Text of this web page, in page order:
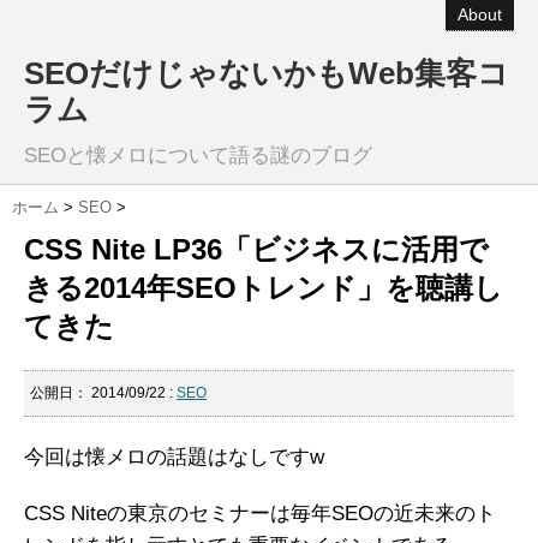
About
SEOだけじゃないかもWeb集客コ
ラム
SEOと懐メロについて語る謎のブログ
ホーム > SEO >
CSS Nite LP36「ビジネスに活用で
きる2014年SEOトレンド」を聴講し
てきた
公開日： 2014/09/22 : SEO
今回は懐メロの話題はなしですw
CSS Niteの東京のセミナーは毎年SEOの近未来のト